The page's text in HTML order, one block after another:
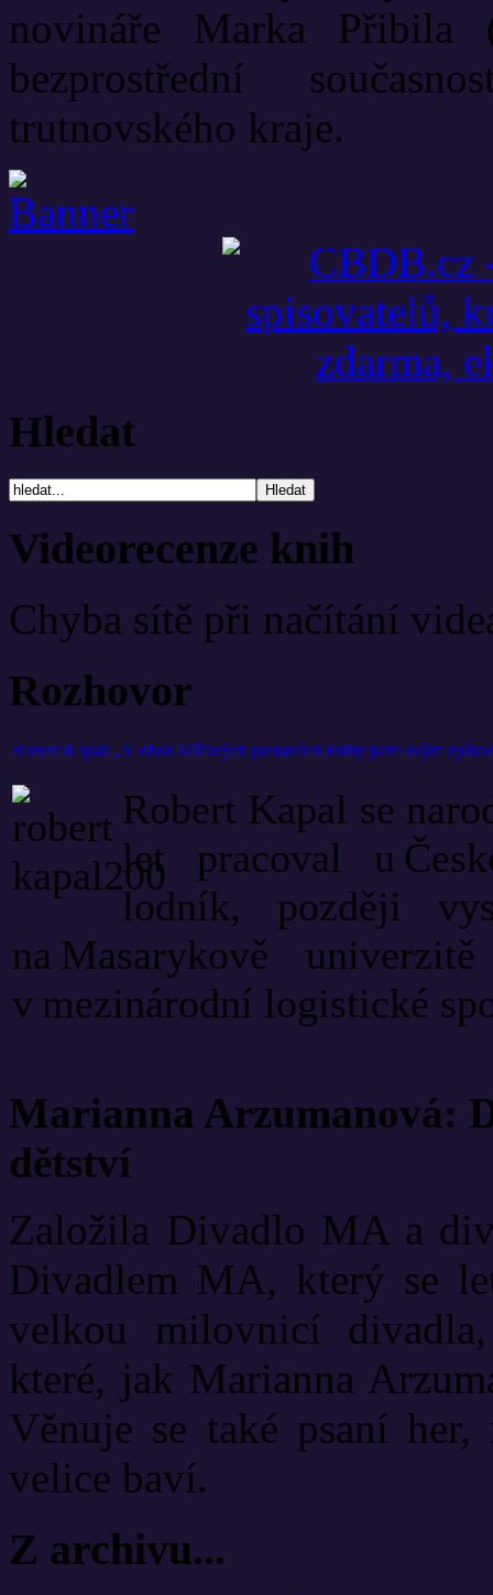
novináře Marka Přibila
bezprostřední
trutnovského kraje.
Hledat
Videorecenze knih
Chyba sítě při načítání
Rozhovor
Robert Kapal: „V obou klíčových postavách knihy jsem svým
Robert Kapal se
let pracoval u
lodník, později
na Masarykově
v mezinárodní logistické
Marianna Arzumanová:
dětství
Založila Divadlo MA a
Divadlem MA, který se
velkou milovnicí
které, jak Marianna
Věnuje se také psaní
velice baví.
Z archivu...